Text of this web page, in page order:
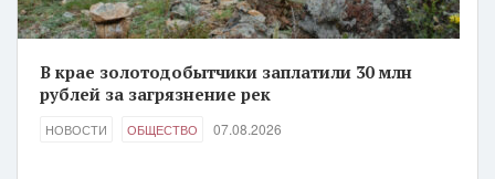
В крае золотодобытчики заплатили 30 млн
рублей за загрязнение рек
НОВОСТИ ОБЩЕСТВО 07.08.2026